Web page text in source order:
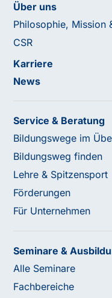
Über uns
Philosophie, Mission
CSR
Karriere
News
Service & Beratung
Bildungswege im
Bildungsweg finden
Lehre & Spitzensport
Förderungen
Für Unternehmen
Seminare &
Alle Seminare
Fachbereiche